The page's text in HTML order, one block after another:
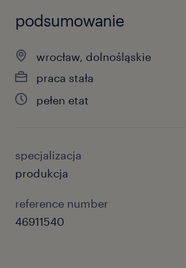
podsumowanie
wrocław, dolnośląskie
praca stała
pełen etat
specjalizacja
produkcja
reference number
46911540